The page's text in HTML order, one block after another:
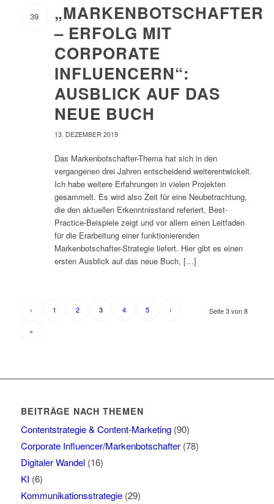
39
„MARKENBOTSCHAFTER
– ERFOLG MIT
CORPORATE
INFLUENCERN“:
AUSBLICK AUF DAS
NEUE BUCH
13. DEZEMBER 2019
Das Markenbotschafter-Thema hat sich in den
vergangenen drei Jahren entscheidend weiterentwickelt.
Ich habe weitere Erfahrungen in vielen Projekten
gesammelt. Es wird also Zeit für eine Neubetrachtung,
die den aktuellen Erkenntnisstand referiert, Best-
Practice-Beispiele zeigt und vor allem einen Leitfaden
für die Erarbeitung einer funktionierenden
Markenbotschafter-Strategie liefert. Hier gibt es einen
ersten Ausblick auf das neue Buch, […]
Seite 3 von 8
‹ 1 2 3 4 5 ›
»
BEITRÄGE NACH THEMEN
Contentstrategie & Content-Marketing(90)
Corporate Influencer/Markenbotschafter(78)
Digitaler Wandel(16)
KI (6)
Kommunikationsstrategie(29)